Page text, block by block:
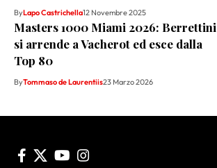
ByLapo Castrichella12 Novembre 2025
Masters 1000 Miami 2026: Berrettini
si arrende a Vacherot ed esce dalla
Top 80
ByTommaso de Laurentiis23 Marzo 2026